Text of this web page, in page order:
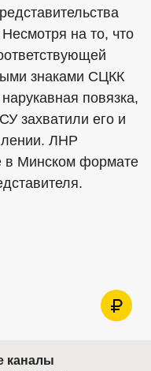
на то, что
знаками СЦКК
повязка,
захватили его и
ЛНР
в Минском формате
каналы